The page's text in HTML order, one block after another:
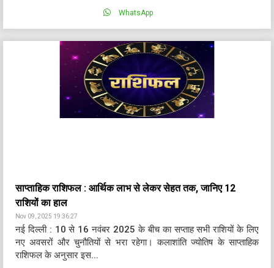
WhatsApp
साप्ताहिक राशिफल : आर्थिक लाभ से लेकर सेहत तक, जानिए 12
राशियों का हाल
Nov 09, 2025 19:36:27
नई दिल्ली : 10 से 16 नवंबर 2025 के बीच का सप्ताह सभी राशियों के लिए
नए अवसरों और चुनौतियों से भरा रहेगा। कलाशांति ज्योतिष के साप्ताहिक
राशिफल के अनुसार इस...